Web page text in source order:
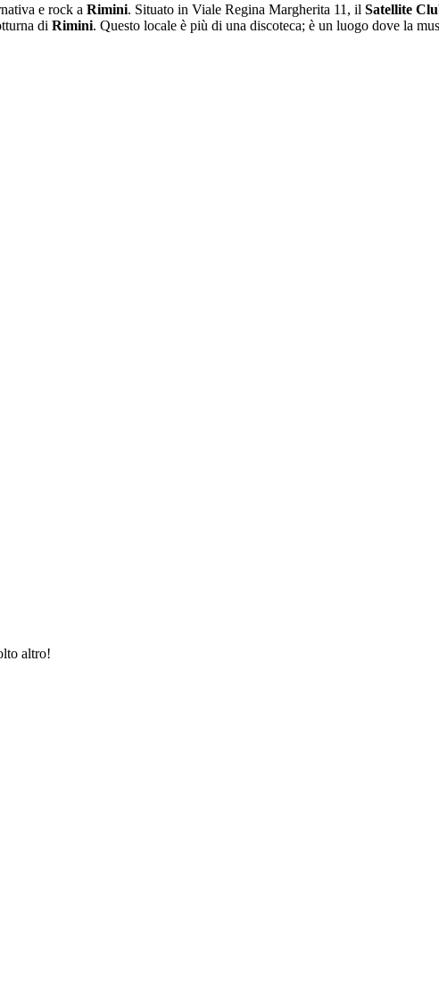
e rock a Rimini. Situato in Viale Regina Margherita 11, il Satellite
di Rimini. Questo locale è più di una discoteca; è un luogo dove la
altro!